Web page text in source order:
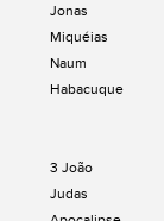
Jonas
Miquéias
Naum
Habacuque
3 João
Judas